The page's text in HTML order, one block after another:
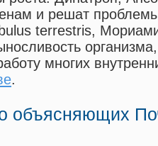
и решат
terrestris,
многих
.
объясняющих